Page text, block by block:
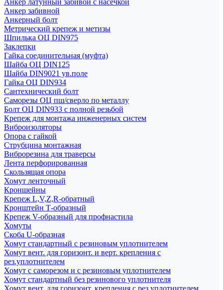
Анкер латунный забивой с насечкой
Анкер забивной
Анкерный болт
Метрический крепеж и метизы
Шпилька ОЦ DIN975
Заклепки
Гайка соединительная (муфта)
Шайба ОЦ DIN125
Шайба DIN9021 ув.поле
Гайка ОЦ DIN934
Сантехнический болт
Саморезы ОЦ пш/сверло по металлу
Болт ОЦ DIN933 с полной резьбой
Крепеж для монтажа инженерных систем
Виброизоляторы
Опора с гайкой
Струбцина монтажная
Виброрезина для траверсы
Лента перфорированная
Скользящая опора
Хомут ленточный
Кроншейны
Крепеж L,V,Z,R-обратный
Кронштейн Т-образный
Крепеж V-образный для профнастила
Хомуты
Скоба U-образная
Хомут стандартный с резиновым уплотнителем
Хомут вент. для горизонт. и верт. крепления с
рез.уплотнителем
Хомут с саморезом и с резиновым уплотнителем
Хомут стандартный без резинового уплотнителя
Хомут вент. для горизонт. крепления с рез.уплотнителем